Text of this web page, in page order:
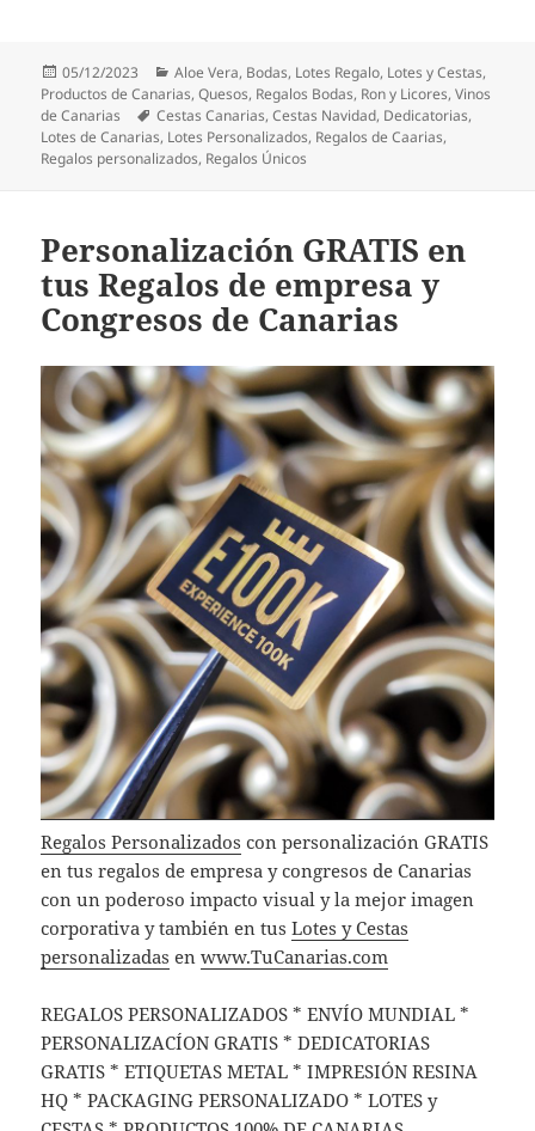
Publicado
el
05/12/2023 Categorías
Aloe Vera, Bodas, Lotes Regalo, Lotes y Cestas,
Productos de Canarias,Quesos, Regalos Bodas, Ron y Licores,Vinos
de Canarias
Etiquetas
Cestas Canarias,Cestas Navidad, Dedicatorias,
Lotes de Canarias, Lotes Personalizados, Regalos de Caarias,
Regalos personalizados, Regalos Únicos
Personalización GRATIS en
tus Regalos de empresa y
Congresos de Canarias
Regalos Personalizados con personalización GRATIS
en tus regalos de empresa y congresos de Canarias
con un poderoso impacto visual y la mejor imagen
corporativa y también en tusLotes y Cestas
personalizadas enwww.TuCanarias.com
REGALOS PERSONALIZADOS * ENVÍO MUNDIAL *
PERSONALIZACÍON GRATIS * DEDICATORIAS
GRATIS * ETIQUETAS METAL * IMPRESIÓN RESINA
HQ * PACKAGING PERSONALIZADO * LOTES y